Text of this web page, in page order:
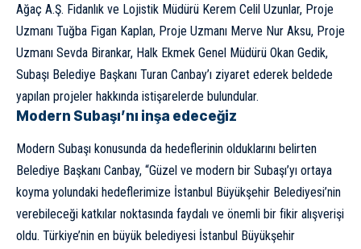
Ağaç A.Ş. Fidanlık ve Lojistik Müdürü Kerem Celil Uzunlar, Proje
Uzmanı Tuğba Figan Kaplan, Proje Uzmanı Merve Nur Aksu, Proje
Uzmanı Sevda Birankar, Halk Ekmek Genel Müdürü Okan Gedik,
Subaşı Belediye Başkanı Turan Canbay’ı ziyaret ederek beldede
yapılan projeler hakkında istişarelerde bulundular.
Modern Subaşı’nı inşa edeceğiz
Modern Subaşı konusunda da hedeflerinin olduklarını belirten
Belediye Başkanı Canbay, “Güzel ve modern bir Subaşı’yı ortaya
koyma yolundaki hedeflerimize İstanbul Büyükşehir Belediyesi’nin
verebileceği katkılar noktasında faydalı ve önemli bir fikir alışverişi
oldu. Türkiye’nin en büyük belediyesi İstanbul Büyükşehir